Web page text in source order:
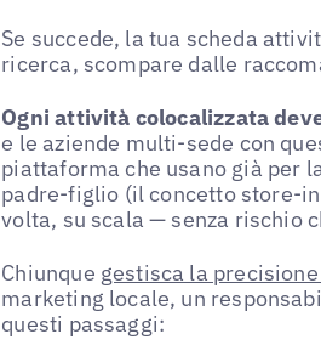
Se succede, la tua scheda
ricerca, scompare dalle
Ogni attività colocalizzata
e le aziende multi-sede con
piattaforma che usano già per
padre-figlio (il concetto store-
volta, su scala — senza rischio
Chiunque gestisca la
marketing locale, un
questi passaggi: